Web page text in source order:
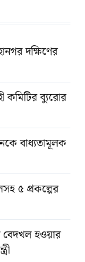
দক্ষিণের
কমিটির ব্যুরোর
বাধ্যতামূলক
৫ প্রকল্পের
হওয়ার